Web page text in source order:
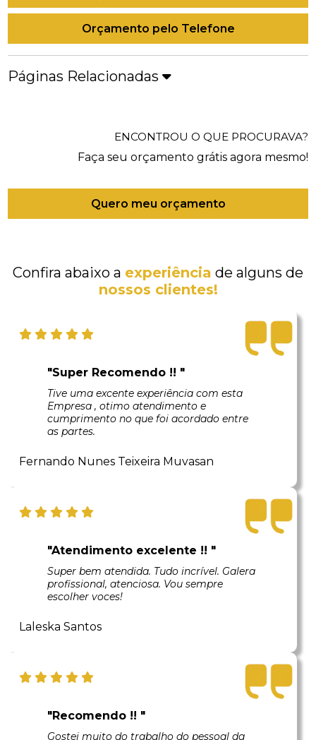
Orçamento pelo Telefone
Páginas Relacionadas
ENCONTROU O QUE PROCURAVA?
Faça seu orçamento grátis agora mesmo!
Quero meu orçamento
Confira abaixo a experiência de alguns de
nossos clientes!
"Super Recomendo !! "
Tive uma excente experiência com esta
Empresa , otimo atendimento e
cumprimento no que foi acordado entre
as partes.
Fernando Nunes Teixeira Muvasan
"Atendimento excelente !! "
Super bem atendida. Tudo incrível. Galera
profissional, atenciosa. Vou sempre
escolher voces!
Laleska Santos
"Recomendo !! "
Gostei muito do trabalho do pessoal da